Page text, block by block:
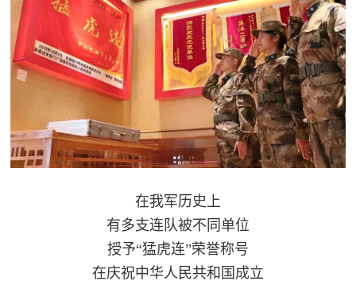
旅
我
们
在我军历史上
有多支连队被不同单位
授予“猛虎连”荣誉称号
在庆祝中华人民共和国成立